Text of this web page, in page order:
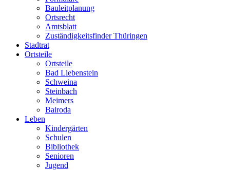
Bauleitplanung
Ortsrecht
Amtsblatt
Zuständigkeitsfinder Thüringen
Stadtrat
Ortsteile
Ortsteile
Bad Liebenstein
Schweina
Steinbach
Meimers
Bairoda
Leben
Kindergärten
Schulen
Bibliothek
Senioren
Jugend